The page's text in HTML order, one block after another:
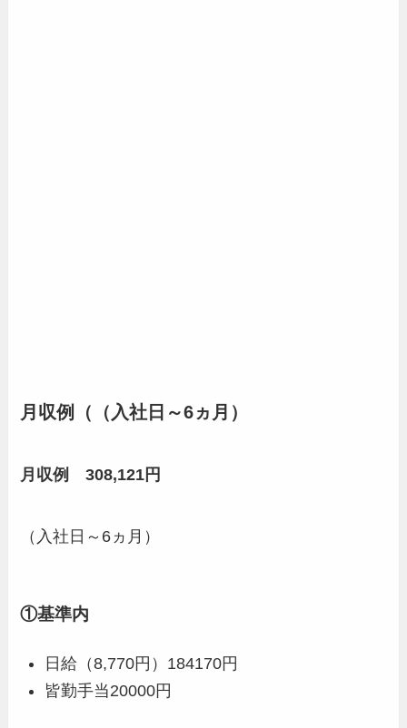
月収例（ （入社日～6ヵ月）
月収例 308,121円
（入社日～6ヵ月）
①基準内
日給（8,770円）184170円
皆勤手当20000円